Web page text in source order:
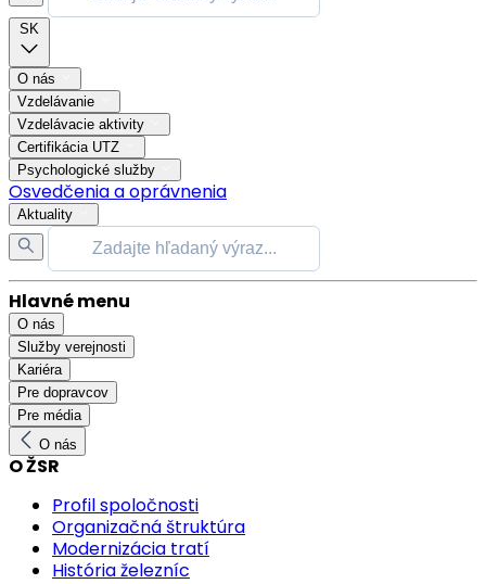
SK
O nás
Vzdelávanie
Vzdelávacie aktivity
Certifikácia UTZ
Psychologické služby
Osvedčenia a oprávnenia
Aktuality
Hlavné menu
O nás
Služby verejnosti
Kariéra
Pre dopravcov
Pre média
O nás
O ŽSR
Profil spoločnosti
Organizačná štruktúra
Modernizácia tratí
História železníc